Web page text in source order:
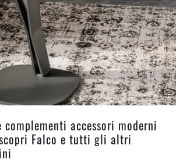
complementi accessori moderni
Falco e tutti gli altri